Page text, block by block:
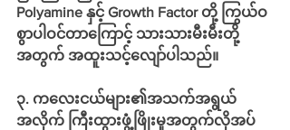
Polyamine နှင့် Growth Factor တို့ ကြွယ်ဝ
စွာပါဝင်တာကြောင့် သားသားမီးမီးတို့
အတွက် အထူးသင့်လျော်ပါသည်။
၃. ကလေးငယ်များ၏အသက်အရွယ်
အလိုက် ကြီးထွားဖွံ့ဖြိုးမှုအတွက်လိုအပ်